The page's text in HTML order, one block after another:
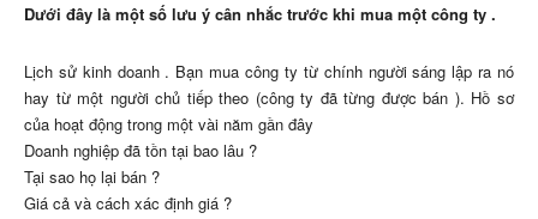
Dưới đây là một số lưu ý cân nhắc trước khi mua một công ty .
Lịch sử kinh doanh . Bạn mua công ty từ chính người sáng lập ra nó
hay từ một người chủ tiếp theo (công ty đã từng được bán ). Hồ sơ
của hoạt động trong một vài năm gần đây
Doanh nghiệp đã tồn tại bao lâu ?
Tại sao họ lại bán ?
Giá cả và cách xác định giá ?